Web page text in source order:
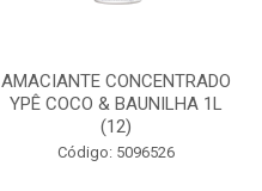
AMACIANTE CONCENTRADO
YPÊ COCO & BAUNILHA 1L
(12)
Código: 5096526